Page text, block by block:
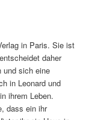
in Paris. Sie ist
daher
und sich eine
in Leonard und
ihrem Leben.
dass ein ihr